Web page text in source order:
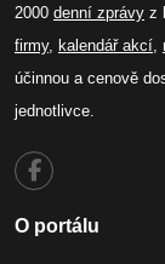
2000 denní zprávy z
firmy, kalendář akcí,
účinnou a cenově
jednotlivce.
O portálu